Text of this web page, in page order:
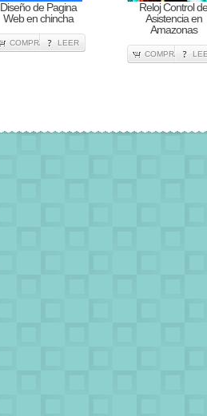
Diseño de Pagina
Web en chincha
COMPRA LEER
Reloj Control
Asistencia en
Amazonas
COMPRA